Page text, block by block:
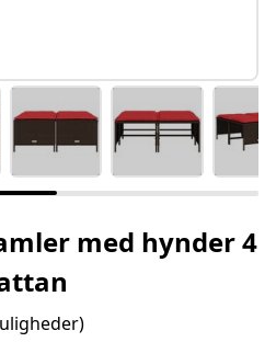
med hynder 4